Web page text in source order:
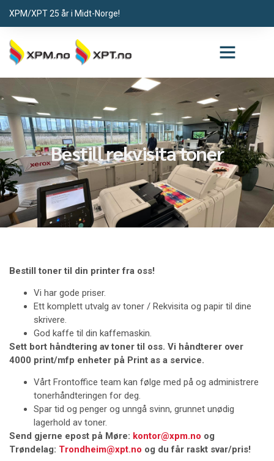
XPM/XPT 25 år i Midt-Norge!
Bestill rekvisita toner
Bestill toner til din printer fra oss!
Vi har gode priser.
Ett komplett utvalg av toner / Rekvisita og papir til dine
skrivere.
God kaffe til din kaffemaskin.
Sett bort håndtering av toner til oss. Vi håndterer over
4000 print/mfp enheter på Print as a service.
Vårt Frontoffice team kan følge med på og administrere
tonerhåndteringen for deg.
Spar tid og penger og unngå svinn, grunnet unødig
lagerhold av toner.
Send gjerne epost på Møre: kontor@xpm.no og
Trøndelag: Trondheim@xpt.no og du får raskt svar/pris!